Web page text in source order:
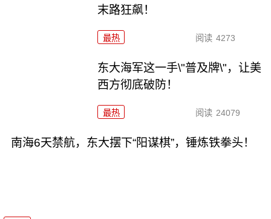
末路狂飙！
最热 阅读 4273
东大海军这一手\"普及牌\"，让美
西方彻底破防！
最热 阅读 24079
南海6天禁航，东大摆下“阳谋棋”，锤炼铁拳头！